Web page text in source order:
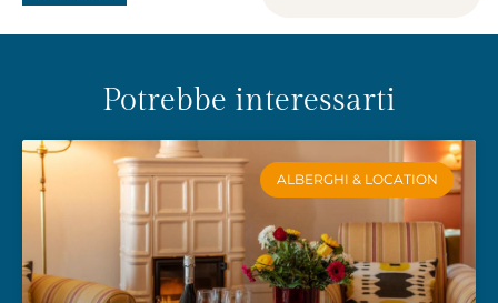
Potrebbe interessarti
ALBERGHI & LOCATION